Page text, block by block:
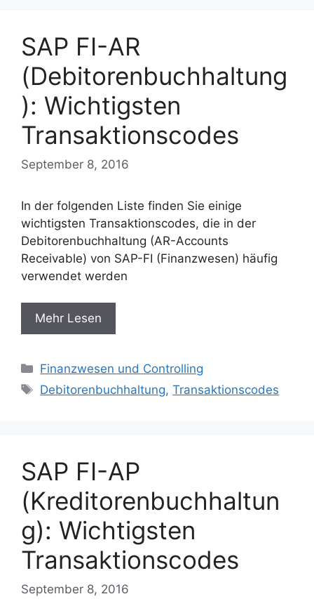
SAP FI-AR
(Debitorenbuchhaltung
): Wichtigsten
Transaktionscodes
September 8, 2016
In der folgenden Liste finden Sie einige
wichtigsten Transaktionscodes, die in der
Debitorenbuchhaltung (AR-Accounts
Receivable) von SAP-FI (Finanzwesen) häufig
verwendet werden
Mehr Lesen
Categories
Finanzwesen und Controlling
Tags
Debitorenbuchhaltung,Transaktionscodes
SAP FI-AP
(Kreditorenbuchhaltun
g): Wichtigsten
Transaktionscodes
September 8, 2016